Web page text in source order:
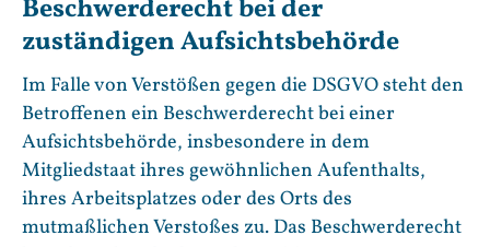
Beschwerde­recht bei der
zuständigen Aufsichts­behörde
Im Falle von Verstößen gegen die DSGVO steht den
Betroffenen ein Beschwerderecht bei einer
Aufsichtsbehörde, insbesondere in dem
Mitgliedstaat ihres gewöhnlichen Aufenthalts,
ihres Arbeitsplatzes oder des Orts des
mutmaßlichen Verstoßes zu. Das Beschwerderecht